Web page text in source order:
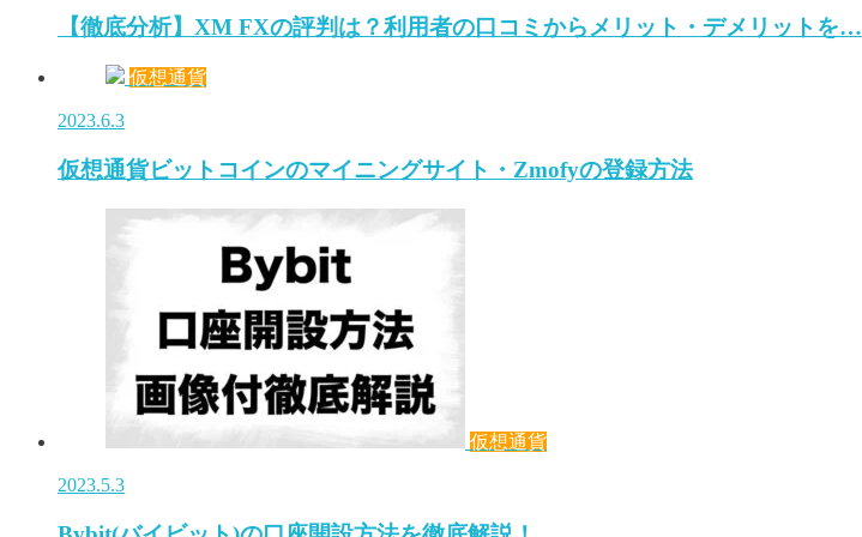
【徹底分析】XM FXの評判は？利用者の口コミからメリット・デメリットを…
仮想通貨
2023.6.3
仮想通貨ビットコインのマイニングサイト・Zmofyの登録方法
仮想通貨
2023.5.3